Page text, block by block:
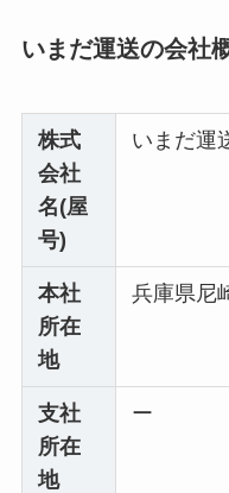
いまだ運送の会社
株式
会社
名(屋
号)
いまだ運
本社
所在
地
兵庫県尼
支社
所在
地
ー